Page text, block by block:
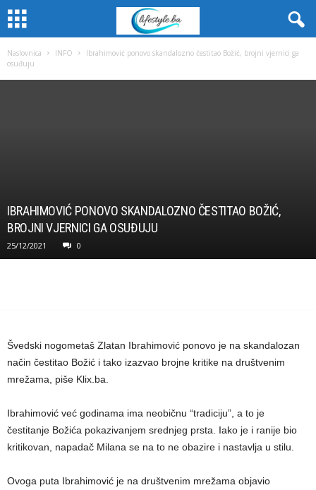
Naslovnica INFO
Ibrahimović ponovo skandalozno čestitao Božić, brojni vjernici ga
osuđuju
IBRAHIMOVIĆ PONOVO SKANDALOZNO ČESTITAO BOŽIĆ,
BROJNI VJERNICI GA OSUĐUJU
25/12/2021 0
Švedski nogometaš Zlatan Ibrahimović ponovo je na skandalozan
način čestitao Božić i tako izazvao brojne kritike na društvenim
mrežama, piše Klix.ba.
Ibrahimović već godinama ima neobičnu “tradiciju”, a to je
čestitanje Božića pokazivanjem srednjeg prsta. Iako je i ranije bio
kritikovan, napadač Milana se na to ne obazire i nastavlja u stilu.
Ovoga puta Ibrahimović je na društvenim mrežama objavio